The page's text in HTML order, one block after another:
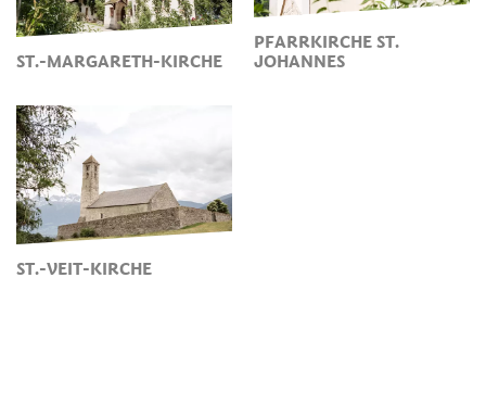
ST.-MARGARETH-KIRCHE
PFARRKIRCHE ST.
JOHANNES
ST.-VEIT-KIRCHE